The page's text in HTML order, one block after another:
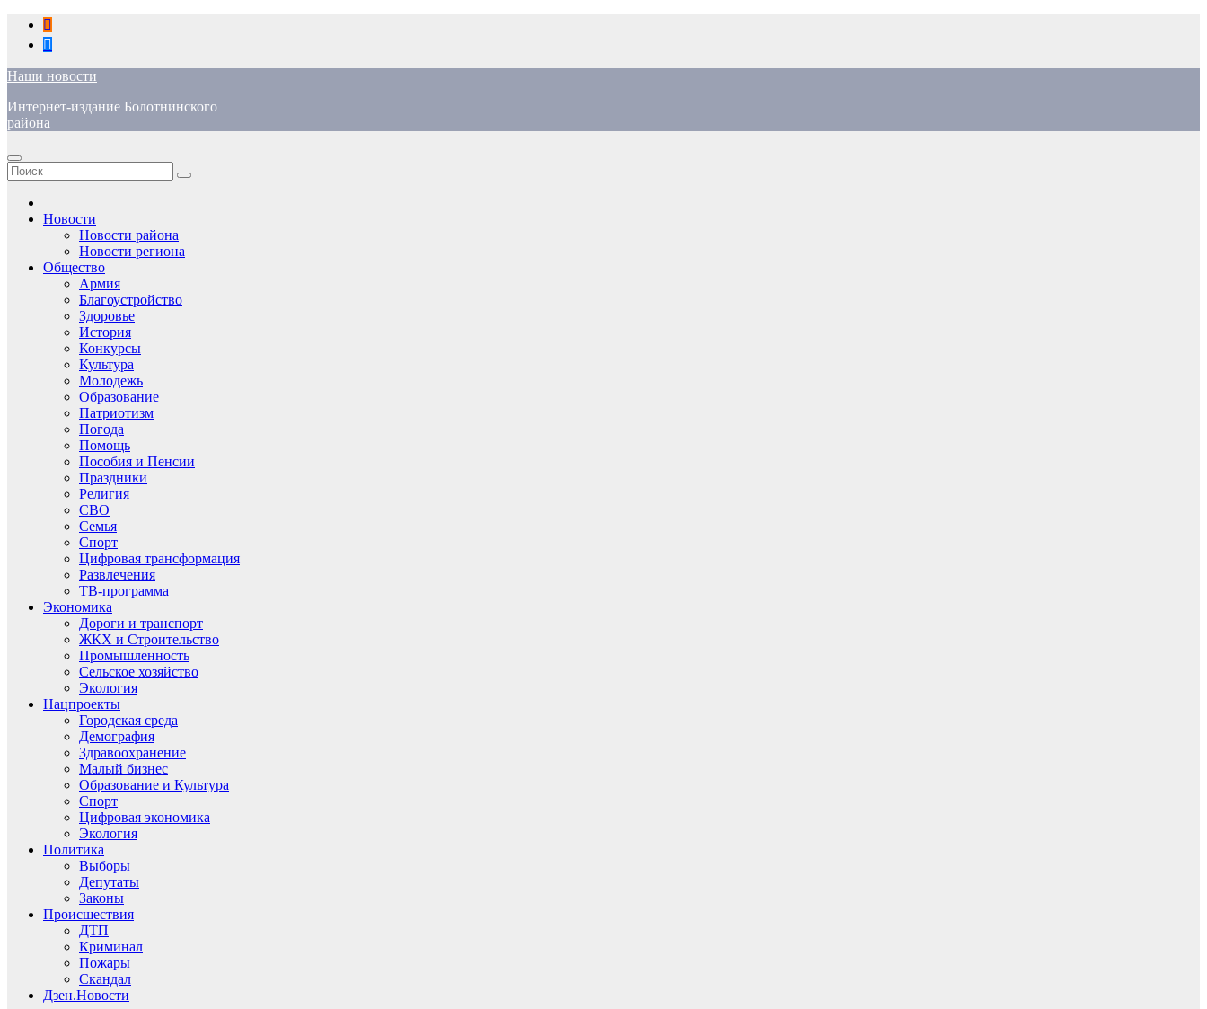
Перейти
содержимому
Наши новости
Интернет-издание Болотнинского
района
Новости
Новости района
Новости региона
Общество
Армия
Благоустройство
Здоровье
История
Конкурсы
Культура
Молодежь
Образование
Патриотизм
Погода
Помощь
Пособия и Пенсии
Праздники
Религия
СВО
Семья
Спорт
Цифровая трансформация
Развлечения
ТВ-программа
Экономика
Дороги и транспорт
ЖКХ и Строительство
Промышленность
Сельское хозяйство
Экология
Нацпроекты
Городская среда
Демография
Здравоохранение
Малый бизнес
Образование и Культура
Спорт
Цифровая экономика
Экология
Политика
Выборы
Депутаты
Законы
Происшествия
ДТП
Криминал
Пожары
Скандал
Дзен.Новости